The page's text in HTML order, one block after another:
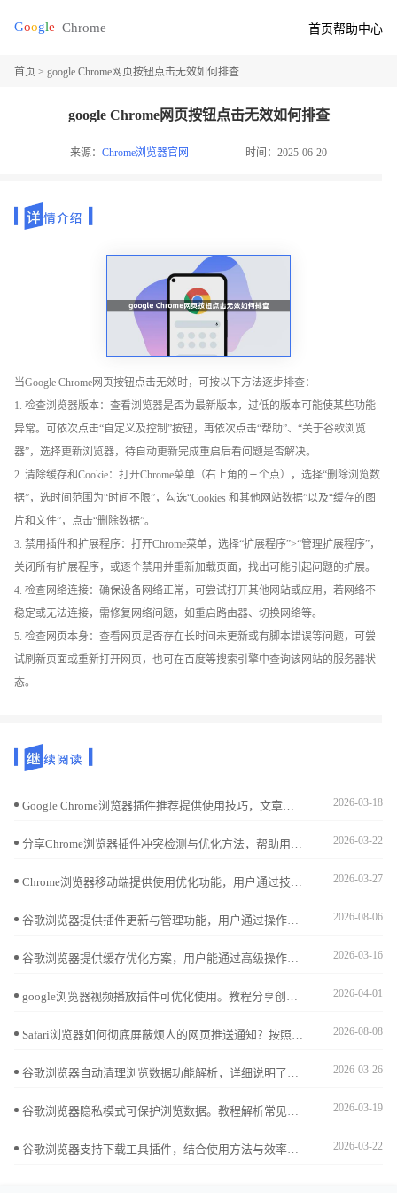
首页帮助中心
首页 > google Chrome网页按钮点击无效如何排查
google Chrome网页按钮点击无效如何排查
来源：Chrome浏览器官网 时间：2025-06-20
当Google Chrome网页按钮点击无效时，可按以下方法逐步排查：
1. 检查浏览器版本：查看浏览器是否为最新版本，过低的版本可能使某些功能
异常。可依次点击“自定义及控制”按钮，再依次点击“帮助”、“关于谷歌浏览
器”，选择更新浏览器，待自动更新完成重启后看问题是否解决。
2. 清除缓存和Cookie：打开Chrome菜单（右上角的三个点），选择“删除浏览数
据”，选时间范围为“时间不限”，勾选“Cookies 和其他网站数据”以及“缓存的图
片和文件”，点击“删除数据”。
3. 禁用插件和扩展程序：打开Chrome菜单，选择“扩展程序”>“管理扩展程序”，
关闭所有扩展程序，或逐个禁用并重新加载页面，找出可能引起问题的扩展。
4. 检查网络连接：确保设备网络正常，可尝试打开其他网站或应用，若网络不
稳定或无法连接，需修复网络问题，如重启路由器、切换网络等。
5. 检查网页本身：查看网页是否存在长时间未更新或有脚本错误等问题，可尝
试刷新页面或重新打开网页，也可在百度等搜索引擎中查询该网站的服务器状
态。
Google Chrome浏览器插件推荐提供使用技巧，文章讲解安装、配置及操作优化方法，帮助用户高效利用扩展功能。 2026-03-18
分享Chrome浏览器插件冲突检测与优化方法，帮助用户解决插件兼容问题，保证浏览器扩展稳定运行。 2026-03-22
Chrome浏览器移动端提供使用优化功能，用户通过技巧操作可提升操作便捷性，同时优化浏览器性能，实现顺畅高效的网页体验。 2026-03-27
谷歌浏览器提供插件更新与管理功能，用户通过操作经验分享可高效更新与管理插件，同时提升浏览器使用效率，实现顺畅高效的插件操作体验。 2026-08-06
谷歌浏览器提供缓存优化方案，用户能通过高级操作清理冗余数据，加快网页加载速度，显著提升整体浏览效率。 2026-03-16
google浏览器视频播放插件可优化使用。教程分享创新操作方法，包括安装配置、播放调节和流畅优化技巧，帮助用户获得稳定顺畅的视频观看体验。 2026-04-01
Safari浏览器如何彻底屏蔽烦人的网页推送通知？按照本文提供的完整设置步骤，精细化管理推送权限，为你营造一个专注且清爽的浏览环境。 2026-08-08
谷歌浏览器自动清理浏览数据功能解析，详细说明了该功能如何自动清除缓存和历史记录，有效降低隐私泄露风险，提升浏览器安全性能和使用体验。 2026-03-26
谷歌浏览器隐私模式可保护浏览数据。教程解析常见误区并提供防护技巧，确保用户在浏览网页时隐私安全得到有效保障。 2026-03-19
谷歌浏览器支持下载工具插件，结合使用方法与效率提升经验，帮助用户实现快速下载与高效管理。 2026-03-22